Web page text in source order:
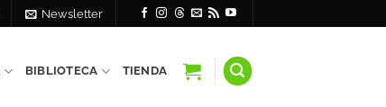
Newsletter
BIBLIOTECA TIENDA